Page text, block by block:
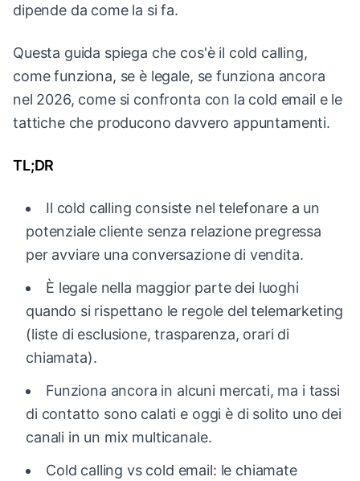
dipende da come la si fa.
Questa guida spiega che cos'è il cold calling,
come funziona, se è legale, se funziona ancora
nel 2026, come si confronta con la cold email e le
tattiche che producono davvero appuntamenti.
TL;DR
Il cold calling consiste nel telefonare a un
potenziale cliente senza relazione pregressa
per avviare una conversazione di vendita.
È legale nella maggior parte dei luoghi
quando si rispettano le regole del telemarketing
(liste di esclusione, trasparenza, orari di
chiamata).
Funziona ancora in alcuni mercati, ma i tassi
di contatto sono calati e oggi è di solito uno dei
canali in un mix multicanale.
Cold calling vs cold email: le chiamate